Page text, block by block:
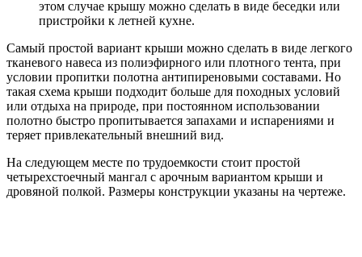
этом случае крышу можно сделать в виде беседки или
пристройки к летней кухне.
Самый простой вариант крыши можно сделать в виде легкого
тканевого навеса из полиэфирного или плотного тента, при
условии пропитки полотна антипиреновыми составами. Но
такая схема крыши подходит больше для походных условий
или отдыха на природе, при постоянном использовании
полотно быстро пропитывается запахами и испарениями и
теряет привлекательный внешний вид.
На следующем месте по трудоемкости стоит простой
четырехстоечный мангал с арочным вариантом крыши и
дровяной полкой. Размеры конструкции указаны на чертеже.